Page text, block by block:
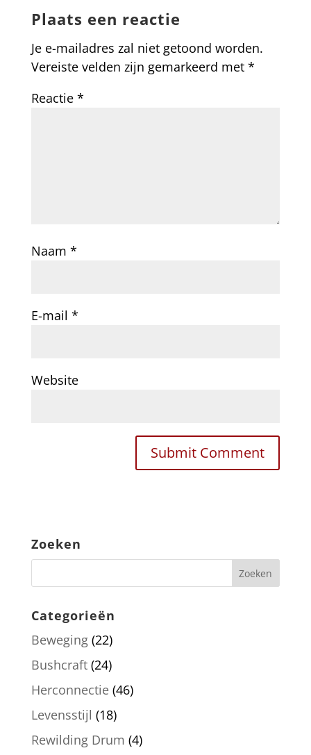
Plaats een reactie
Je e-mailadres zal niet getoond worden.
Vereiste velden zijn gemarkeerd met *
Reactie *
Naam *
E-mail *
Website
Zoeken
Categorieën
Beweging(22)
Bushcraft(24)
Herconnectie(46)
Levensstijl (18)
Rewilding Drum (4)